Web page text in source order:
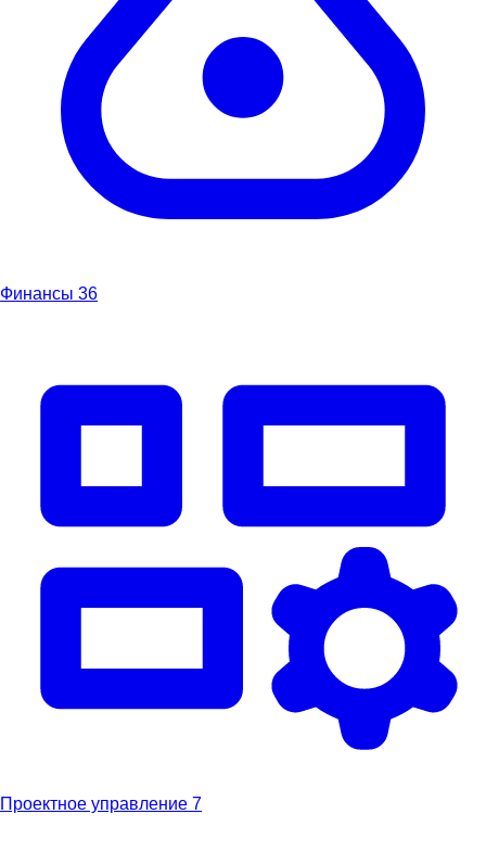
Финансы 36
Проектное управление 7